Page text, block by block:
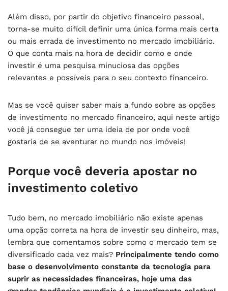
Além disso, por partir do objetivo financeiro pessoal,
torna-se muito difícil definir uma única forma mais certa
ou mais errada de investimento no mercado imobiliário.
O que conta mais na hora de decidir como e onde
investir é uma pesquisa minuciosa das opções
relevantes e possíveis para o seu contexto financeiro.
Mas se você quiser saber mais a fundo sobre as opções
de investimento no mercado financeiro, aqui neste artigo
você já consegue ter uma ideia de por onde você
gostaria de se aventurar no mundo nos imóveis!
Porque você deveria apostar no
investimento coletivo
Tudo bem, no mercado imobiliário não existe apenas
uma opção correta na hora de investir seu dinheiro, mas,
lembra que comentamos sobre como o mercado tem se
diversificado cada vez mais? Principalmente tendo como
base o desenvolvimento constante da tecnologia para
suprir as necessidades financeiras, hoje uma das